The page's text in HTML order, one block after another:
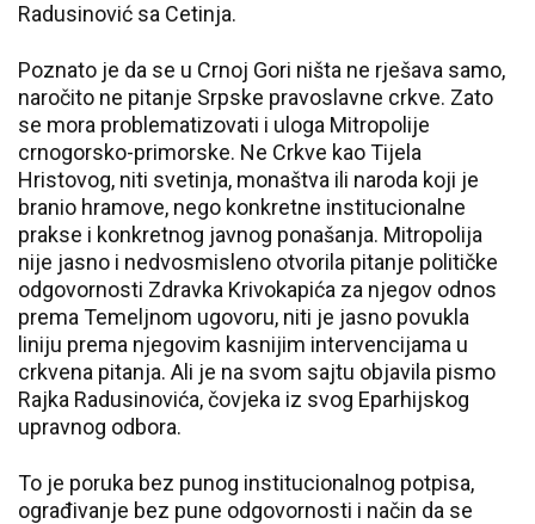
Radusinović sa Cetinja.
Poznato je da se u Crnoj Gori ništa ne rješava samo,
naročito ne pitanje Srpske pravoslavne crkve. Zato
se mora problematizovati i uloga Mitropolije
crnogorsko-primorske. Ne Crkve kao Tijela
Hristovog, niti svetinja, monaštva ili naroda koji je
branio hramove, nego konkretne institucionalne
prakse i konkretnog javnog ponašanja. Mitropolija
nije jasno i nedvosmisleno otvorila pitanje političke
odgovornosti Zdravka Krivokapića za njegov odnos
prema Temeljnom ugovoru, niti je jasno povukla
liniju prema njegovim kasnijim intervencijama u
crkvena pitanja. Ali je na svom sajtu objavila pismo
Rajka Radusinovića, čovjeka iz svog Eparhijskog
upravnog odbora.
To je poruka bez punog institucionalnog potpisa,
ograđivanje bez pune odgovornosti i način da se